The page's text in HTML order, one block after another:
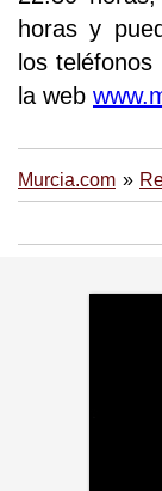
horas y
los
la web
Murcia.com